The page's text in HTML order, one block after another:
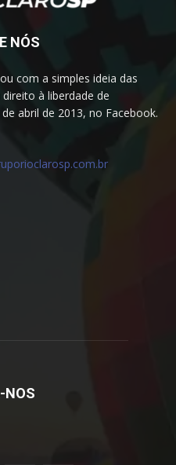
NÓS
com a simples ideia das
à liberdade de
abril de 2013, no Facebook.
NOS